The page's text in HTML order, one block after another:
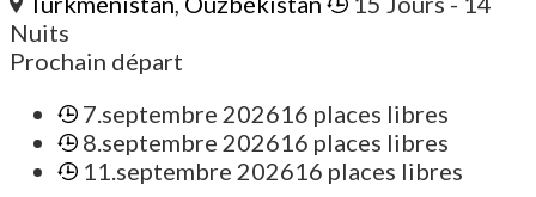
Nuits
Prochain départ
7.septembre 202616 places libres
8.septembre 202616 places libres
11.septembre 202616 places libres